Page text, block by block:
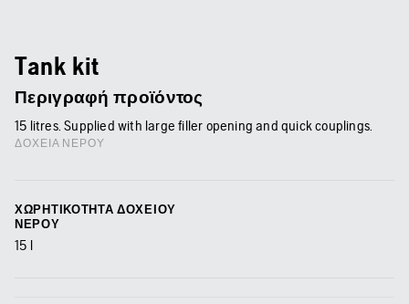
Tank kit
Περιγραφή προϊόντος
15 litres. Supplied with large filler opening and quick couplings.
ΔΟΧΕΊΑ ΝΕΡΟΎ
ΧΩΡΗΤΙΚΌΤΗΤΑ ΔΟΧΕΊΟΥ
ΝΕΡΟΎ
15 l